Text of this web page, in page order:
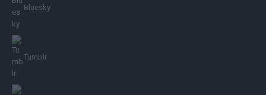
Bluesky
Tumblr